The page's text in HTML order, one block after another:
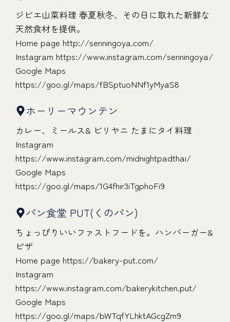
ジビエ山菜料理 春夏秋冬、その日に取れた新鮮な
天然食材を提供。
Home page http://senningoya.com/
Instagram https://www.instagram.com/senningoya/
Google Maps
https://goo.gl/maps/fBSptuoNNf1yMyaS8
ホーリーマウンテン
カレー、ミールス& ビリヤニ たまにタイ料理
Instagram
https://www.instagram.com/midnightpadthai/
Google Maps
https://goo.gl/maps/1G4fhir3iTgphoFi9
パン食堂 PUT(くのパン)
ちょっぴりいいファストフードを。ハンバーガー&
ピザ
Home page https://bakery-put.com/
Instagram
https://www.instagram.com/bakerykitchen.put/
Google Maps
https://goo.gl/maps/bWTqfYLhktAGcgZm9